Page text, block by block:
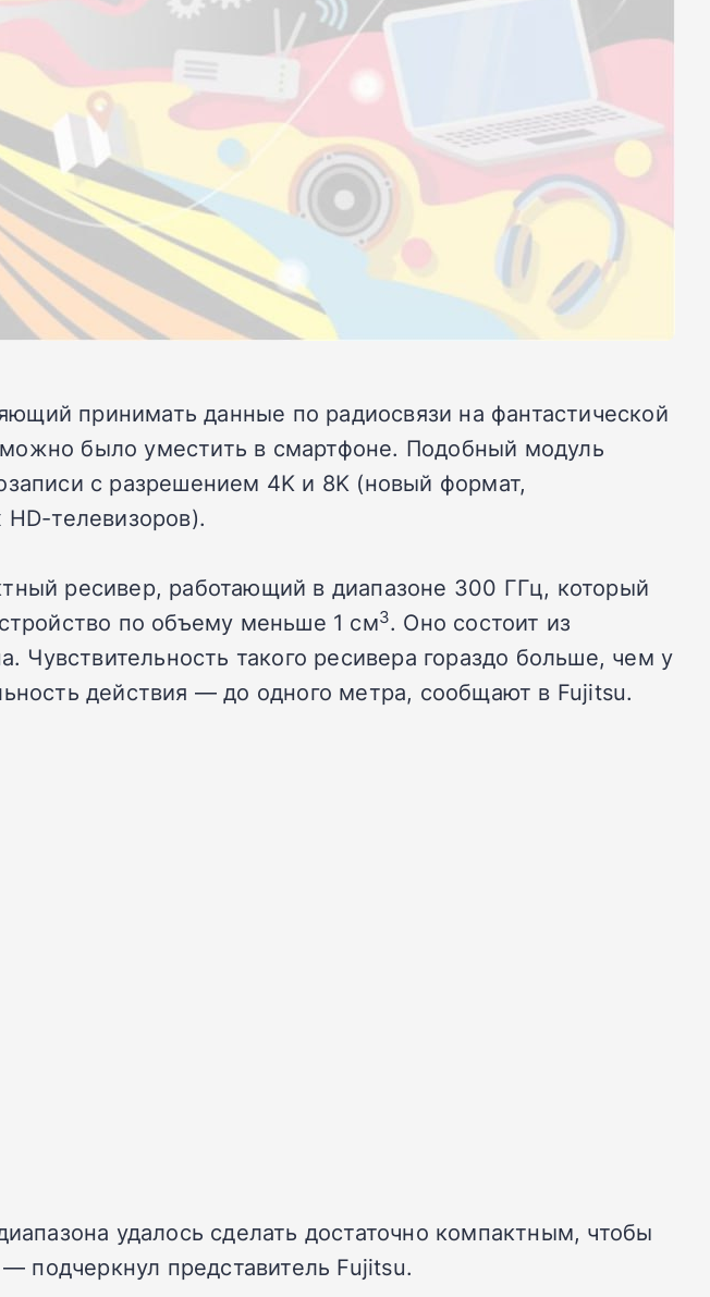
принимать данные по радиосвязи на фантастической
было уместить в смартфоне. Подобный модуль
с разрешением 4K и 8K (новый формат,
телевизоров).
ресивер, работающий в диапазоне 300 ГГц, который
по объему меньше 1 см3. Оно состоит из
Чувствительность такого ресивера гораздо больше, чем у
действия — до одного метра, сообщают в Fujitsu.
удалось сделать достаточно компактным, чтобы
подчеркнул представитель Fujitsu.